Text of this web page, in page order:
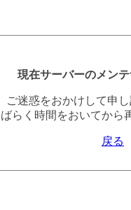
現在サーバーのメンテ
ご迷惑をおかけして申し
ばらく時間をおいてから
戻る